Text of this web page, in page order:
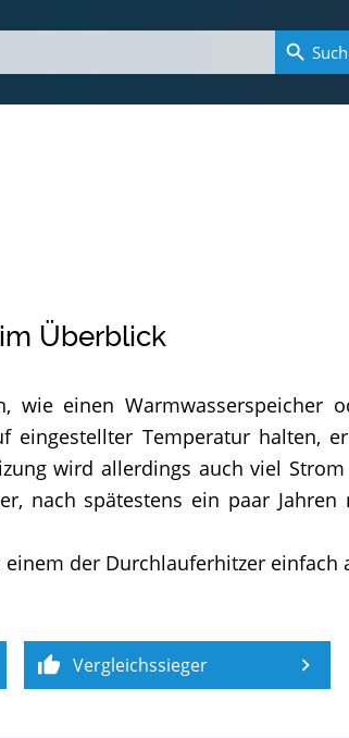
Überblick
einen Warmwasserspeicher
eingestellter Temperatur halten,
wird allerdings auch viel
nach spätestens ein paar
der Durchlauferhitzer einfach
Vergleichssieger